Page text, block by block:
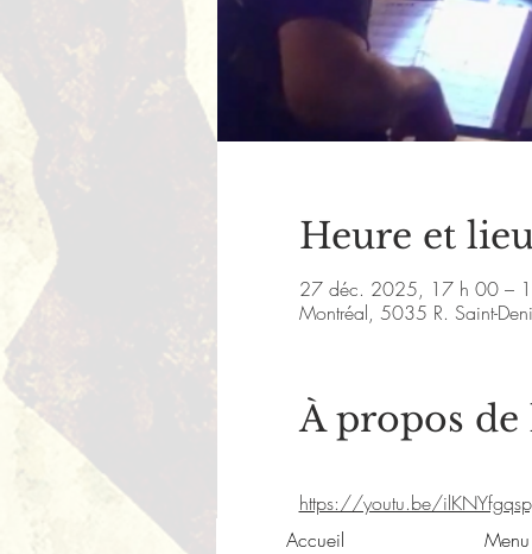
Heure et
27 déc. 2025, 17 h 00 –
Montréal, 5035 R. Saint-
À propos de
https://youtu.be/
Accueil
Menu